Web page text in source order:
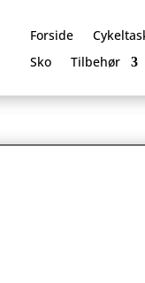
Forside
Sko
Tilbehør